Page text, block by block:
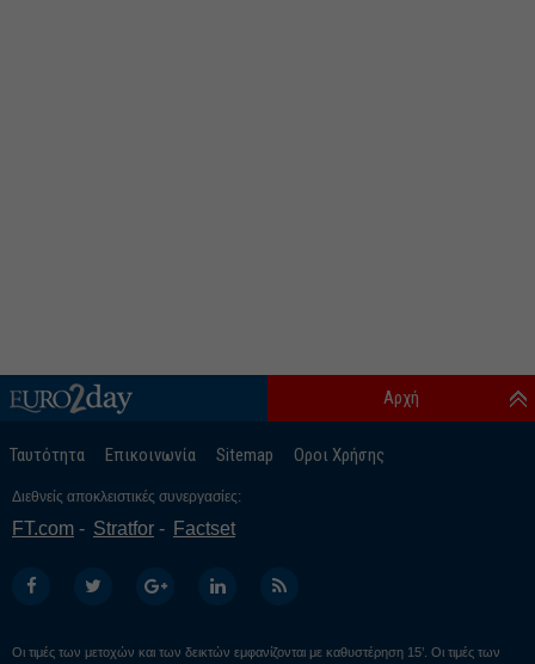
Ταυτότητα Επικοινωνία Sitemap Οροι Χρήσης
Αρχή
Διεθνείς αποκλειστικές συνεργασίες:
FT.com Stratfor Factset
Οι τιμές των μετοχών και των δεικτών εμφανίζονται με καθυστέρηση 15’. Οι τιμές των